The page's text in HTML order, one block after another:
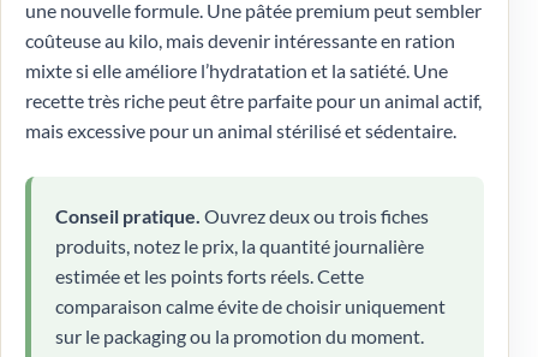
une nouvelle formule. Une pâtée premium peut sembler
coûteuse au kilo, mais devenir intéressante en ration
mixte si elle améliore l’hydratation et la satiété. Une
recette très riche peut être parfaite pour un animal actif,
mais excessive pour un animal stérilisé et sédentaire.
Conseil pratique. Ouvrez deux ou trois fiches
produits, notez le prix, la quantité journalière
estimée et les points forts réels. Cette
comparaison calme évite de choisir uniquement
sur le packaging ou la promotion du moment.